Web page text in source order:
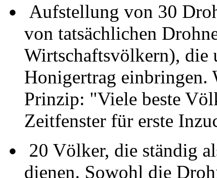
Aufstellung von 30
von tatsächlichen
Wirtschaftsvölkern), die
Honigertrag einbringen.
Prinzip: "Viele beste
Zeitfenster für erste
20 Völker, die ständig
dienen. Sowohl die